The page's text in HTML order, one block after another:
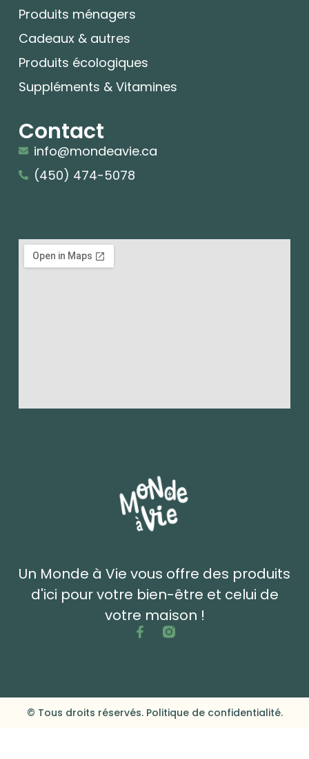
Un Monde à Vie vous offre des produits
d'ici pour votre bien-être et celui de
votre maison !
Produits ménagers
Cadeaux & autres
Produits écologiques
Suppléments & Vitamines
Contact
info@mondeavie.ca
(450) 474-5078
© Tous droits réservés. Politique de confidentialité.